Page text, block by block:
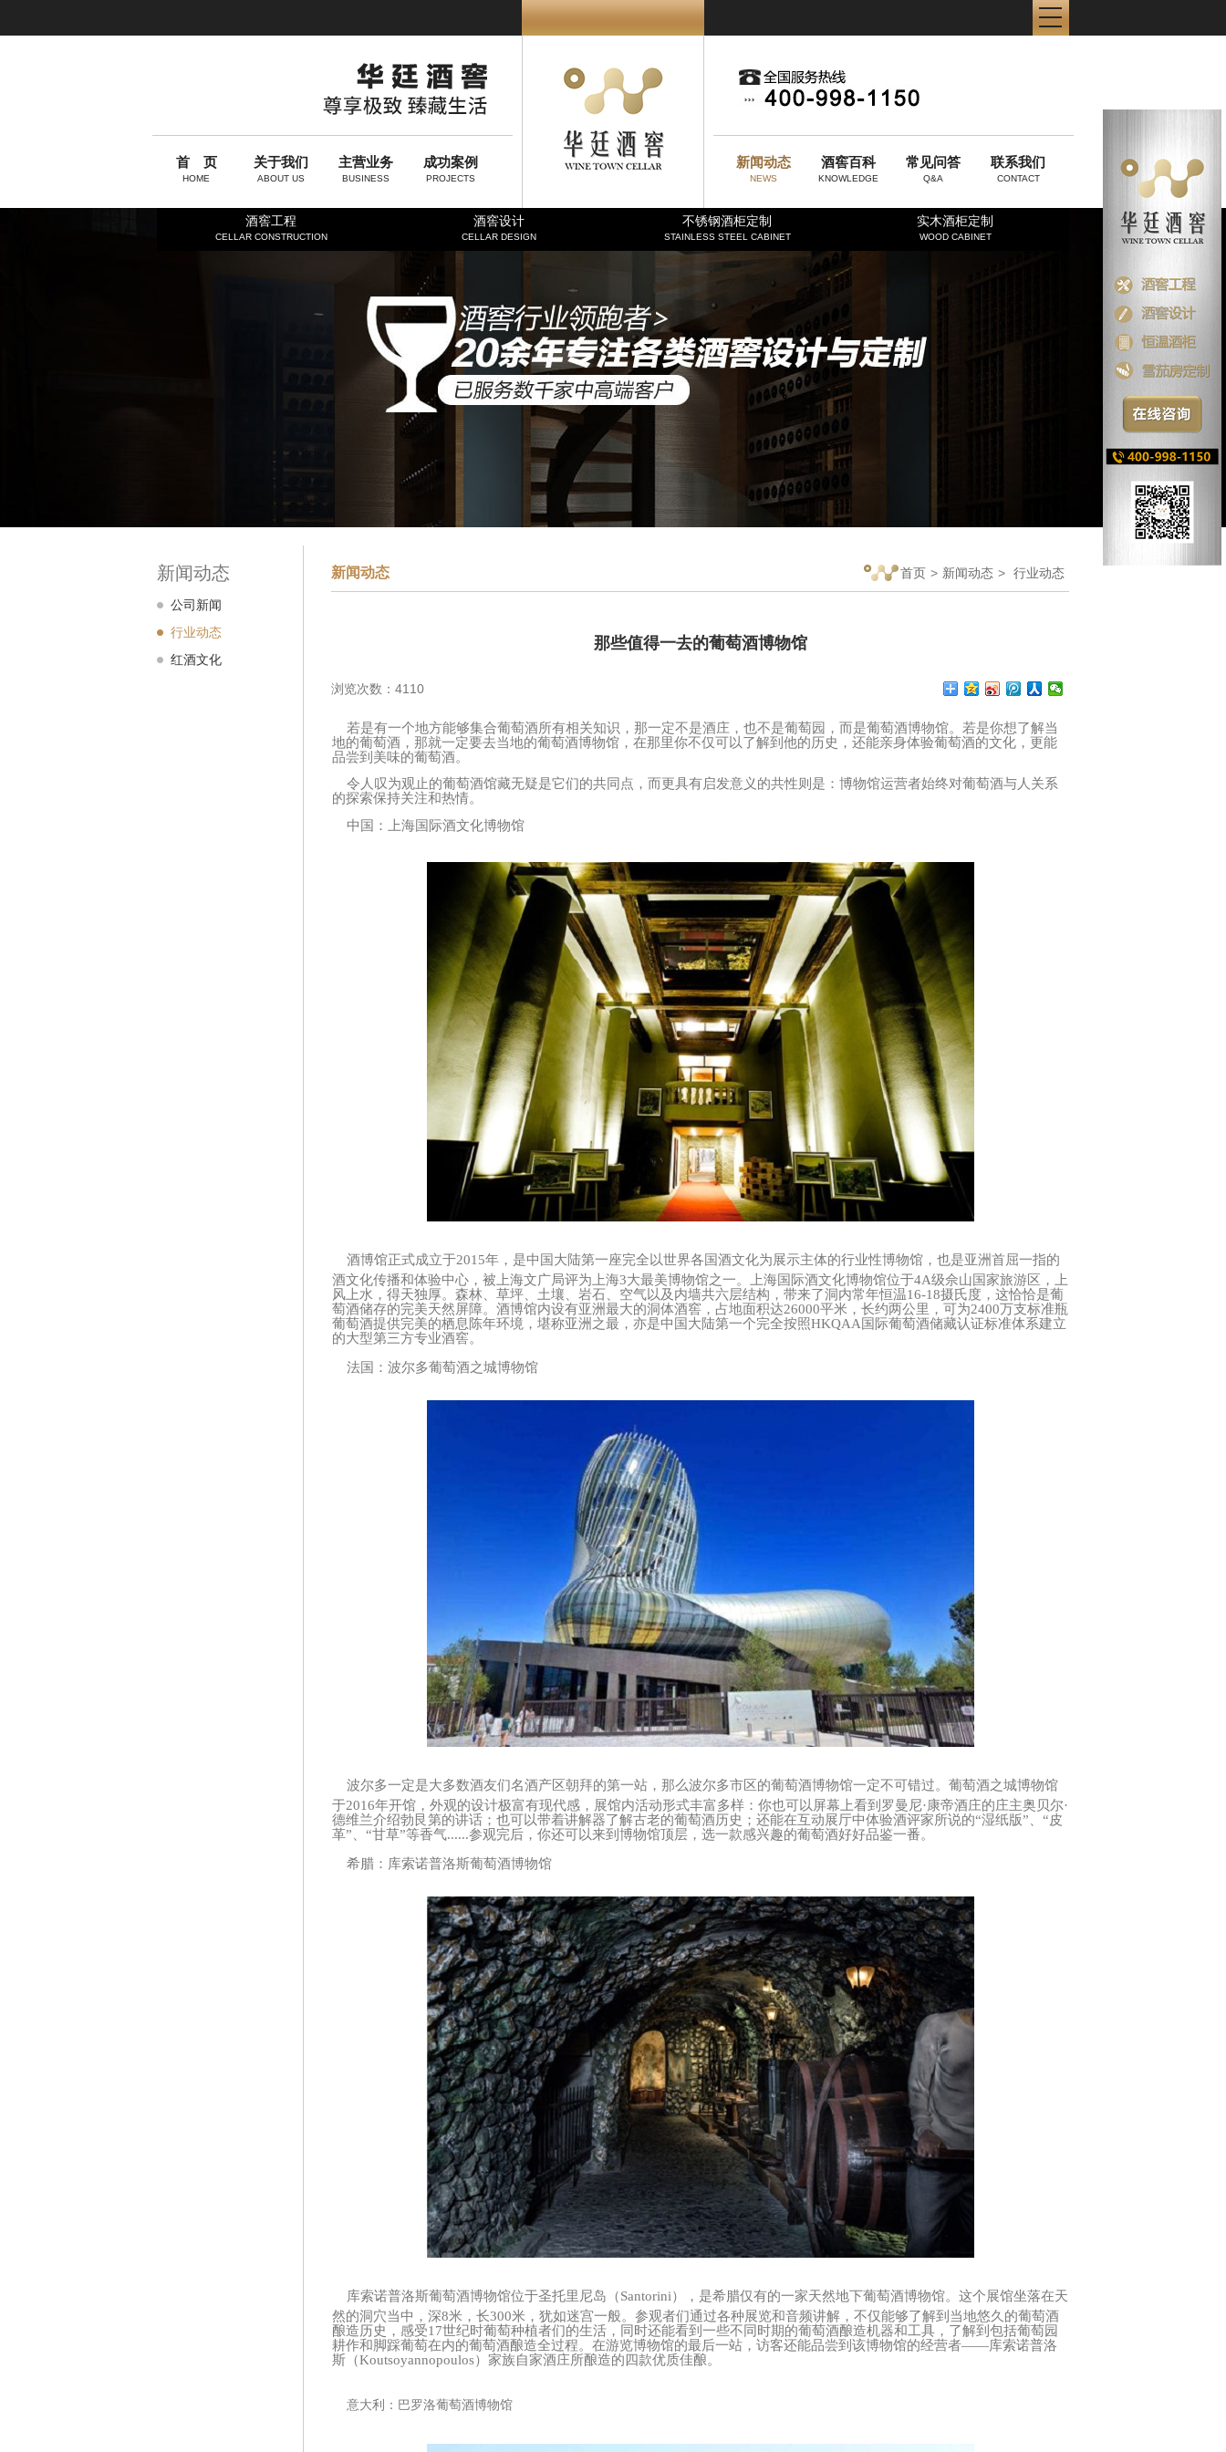
首 页
HOME
关于我们
ABOUT US
主营业务
BUSINESS
成功案例
PROJECTS
新闻动态
NEWS
酒窖百科
KNOWLEDGE
常见问答
Q&A
联系我们
CONTACT
酒窖工程
CELLAR CONSTRUCTION
酒窖设计
CELLAR DESIGN
不锈钢酒柜定制
STAINLESS STEEL CABINET
实木酒柜定制
WOOD CABINET
新闻动态
公司新闻
行业动态
红酒文化
新闻动态 首页 > 新闻动态 > 行业动态
那些值得一去的葡萄酒博物馆
浏览次数：4110
若是有一个地方能够集合葡萄酒所有相关知识，那一定不是酒庄，也不是葡萄园，而是葡萄酒博物馆。若是你想了解当
地的葡萄酒，那就一定要去当地的葡萄酒博物馆，在那里你不仅可以了解到他的历史，还能亲身体验葡萄酒的文化，更能
品尝到美味的葡萄酒。
令人叹为观止的葡萄酒馆藏无疑是它们的共同点，而更具有启发意义的共性则是：博物馆运营者始终对葡萄酒与人关系
的探索保持关注和热情。
中国：上海国际酒文化博物馆
酒博馆正式成立于2015年，是中国大陆第一座完全以世界各国酒文化为展示主体的行业性博物馆，也是亚洲首屈一指的
酒文化传播和体验中心，被上海文广局评为上海3大最美博物馆之一。上海国际酒文化博物馆位于4A级佘山国家旅游区，上
风上水，得天独厚。森林、草坪、土壤、岩石、空气以及内墙共六层结构，带来了洞内常年恒温16-18摄氏度，这恰恰是葡
萄酒储存的完美天然屏障。酒博馆内设有亚洲最大的洞体酒窖，占地面积达26000平米，长约两公里，可为2400万支标准瓶
葡萄酒提供完美的栖息陈年环境，堪称亚洲之最，亦是中国大陆第一个完全按照HKQAA国际葡萄酒储藏认证标准体系建立
的大型第三方专业酒窖。
法国：波尔多葡萄酒之城博物馆
波尔多一定是大多数酒友们名酒产区朝拜的第一站，那么波尔多市区的葡萄酒博物馆一定不可错过。葡萄酒之城博物馆
于2016年开馆，外观的设计极富有现代感，展馆内活动形式丰富多样：你也可以屏幕上看到罗曼尼·康帝酒庄的庄主奥贝尔·
德维兰介绍勃艮第的讲话；也可以带着讲解器了解古老的葡萄酒历史；还能在互动展厅中体验酒评家所说的“湿纸版”、“皮
革”、“甘草”等香气......参观完后，你还可以来到博物馆顶层，选一款感兴趣的葡萄酒好好品鉴一番。
希腊：库索诺普洛斯葡萄酒博物馆
库索诺普洛斯葡萄酒博物馆位于圣托里尼岛（Santorini），是希腊仅有的一家天然地下葡萄酒博物馆。这个展馆坐落在天
然的洞穴当中，深8米，长300米，犹如迷宫一般。参观者们通过各种展览和音频讲解，不仅能够了解到当地悠久的葡萄酒
酿造历史，感受17世纪时葡萄种植者们的生活，同时还能看到一些不同时期的葡萄酒酿造机器和工具，了解到包括葡萄园
耕作和脚踩葡萄在内的葡萄酒酿造全过程。在游览博物馆的最后一站，访客还能品尝到该博物馆的经营者——库索诺普洛
斯（Koutsoyannopoulos）家族自家酒庄所酿造的四款优质佳酿。
意大利：巴罗洛葡萄酒博物馆